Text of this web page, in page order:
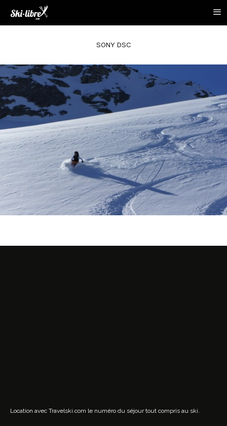
SONY DSC
Location avec Travelski.com le numéro du séjour tout compris au ski.